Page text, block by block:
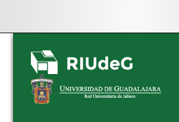
Skip
navigation